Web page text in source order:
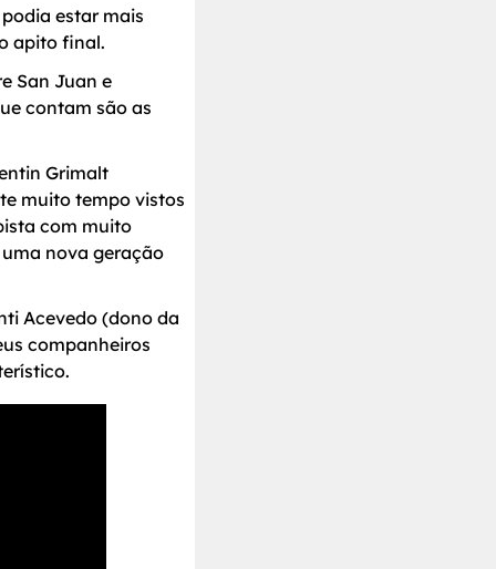
estar mais
apito final.
San Juan e
contam são as
Grimalt
muito tempo vistos
com muito
nova geração
Acevedo (dono da
companheiros